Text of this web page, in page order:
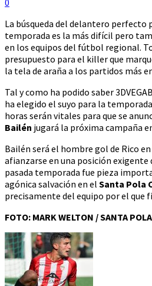
La búsqueda del delantero perfecto
temporada es la más difícil pero
en los equipos del fútbol regional.
presupuesto para el killer que
la tela de araña a los partidos más
Tal y como ha podido saber
ha elegido el suyo para la
horas serán vitales para que se
Bailén jugará la próxima campaña
Bailén será el hombre gol de Rico
afianzarse en una posición exigente
pasada temporada fue pieza
agónica salvación en el Santa Pola
precisamente del equipo por el que
FOTO: MARK WELTON / SANTA